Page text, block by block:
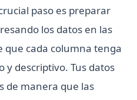
de los algoritmos de
Python – Explicado!
Python?
paso es preparar
los datos en las
que cada columna tenga
y descriptivo. Tus datos
de manera que las